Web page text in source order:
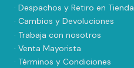
· Despachos y Retiro en Tienda
· Cambios y Devoluciones
· Trabaja con nosotros
· Venta Mayorista
· Términos y Condiciones